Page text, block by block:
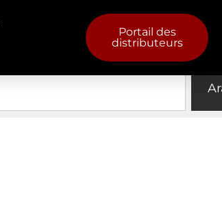
Portail des
distributeurs